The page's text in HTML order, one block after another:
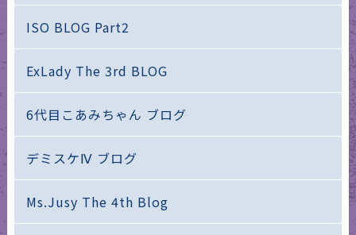
ISO BLOG Part2
ExLady The 3rd BLOG
6代目こあみちゃん ブログ
デミスケⅣ ブログ
Ms.Jusy The 4th Blog